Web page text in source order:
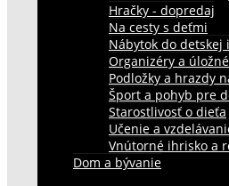
Hračky - dopredaj
Na cesty s deťmi
Nábytok do detskej
Organizéry a
Podložky a hrazdy
Šport a pohyb pre
Starostlivosť o dieťa
Učenie a
Vnútorné ihrisko a
Dom a bývanie